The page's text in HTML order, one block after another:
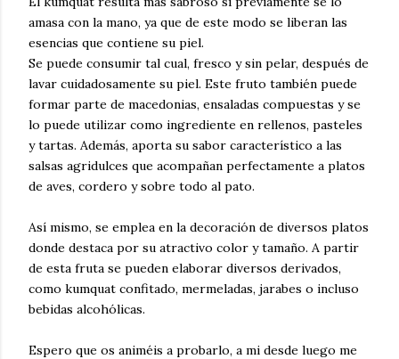
amasa con la mano, ya que de este modo se liberan las
esencias que contiene su piel.
Se puede consumir tal cual, fresco y sin pelar, después de
lavar cuidadosamente su piel. Este fruto también puede
formar parte de macedonias, ensaladas compuestas y se
lo puede utilizar como ingrediente en rellenos, pasteles
y tartas. Además, aporta su sabor característico a las
salsas agridulces que acompañan perfectamente a platos
de aves, cordero y sobre todo al pato.
Así mismo, se emplea en la decoración de diversos platos
donde destaca por su atractivo color y tamaño. A partir
de esta fruta se pueden elaborar diversos derivados,
como kumquat confitado, mermeladas, jarabes o incluso
bebidas alcohólicas.
Espero que os animéis a probarlo, a mi desde luego me